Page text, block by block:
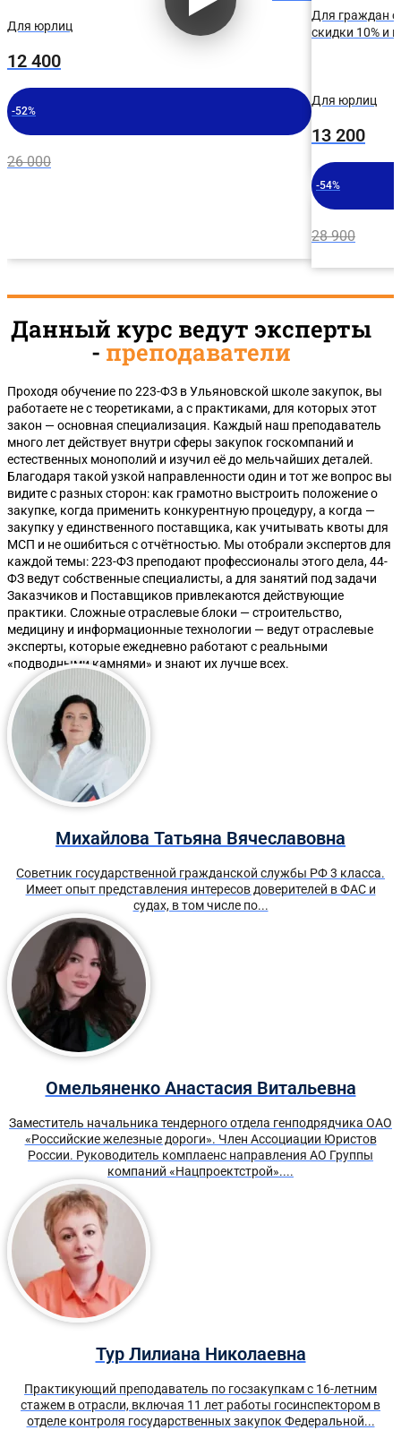
Для юрлиц
12 400
-52%
26 000
Для граждан с
скидки 10% и
Для юрлиц
13 200
-54%
28 900
Данный курс ведут эксперты
- преподаватели
Проходя обучение по 223-ФЗ в Ульяновской школе закупок, вы
работаете не с теоретиками, а с практиками, для которых этот
закон — основная специализация. Каждый наш преподаватель
много лет действует внутри сферы закупок госкомпаний и
естественных монополий и изучил её до мельчайших деталей.
Благодаря такой узкой направленности один и тот же вопрос вы
видите с разных сторон: как грамотно выстроить положение о
закупке, когда применить конкурентную процедуру, а когда —
закупку у единственного поставщика, как учитывать квоты для
МСП и не ошибиться с отчётностью. Мы отобрали экспертов для
каждой темы: 223-ФЗ преподают профессионалы этого дела, 44-
ФЗ ведут собственные специалисты, а для занятий под задачи
Заказчиков и Поставщиков привлекаются действующие
практики. Сложные отраслевые блоки — строительство,
медицину и информационные технологии — ведут отраслевые
эксперты, которые ежедневно работают с реальными
«подводными камнями» и знают их лучше всех.
Михайлова Татьяна Вячеславовна
Советник государственной гражданской службы РФ 3 класса.
Имеет опыт представления интересов доверителей в ФАС и
судах, в том числе по...
Омельяненко Анастасия Витальевна
Заместитель начальника тендерного отдела генподрядчика ОАО
«Российские железные дороги». Член Ассоциации Юристов
России. Руководитель комплаенс направления АО Группы
компаний «Нацпроектстрой»....
Тур Лилиана Николаевна
Практикующий преподаватель по госзакупкам с 16-летним
стажем в отрасли, включая 11 лет работы госинспектором в
отделе контроля государственных закупок Федеральной...